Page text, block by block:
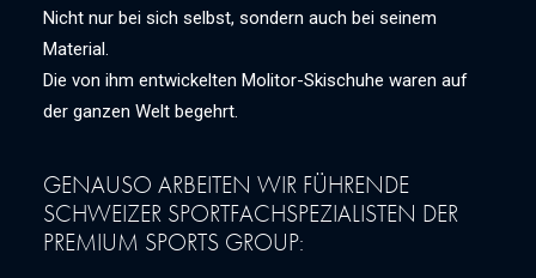
Nicht nur bei sich selbst, sondern auch bei seinem
Material.
Die von ihm entwickelten Molitor-Skischuhe waren auf
der ganzen Welt begehrt.
GENAUSO ARBEITEN WIR FÜHRENDE
SCHWEIZER SPORTFACHSPEZIALISTEN DER
PREMIUM SPORTS GROUP: